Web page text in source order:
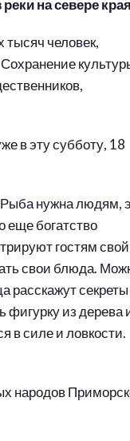
на севере
тысяч человек,
в эту субботу, 18
нужна людям,
еще богатство
гостям свой
свои блюда.
расскажут секреты
фигурку из дерева
в силе и ловкости.
народов